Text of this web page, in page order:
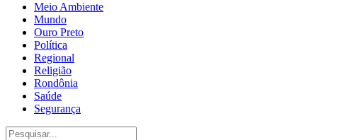
Meio Ambiente
Mundo
Ouro Preto
Política
Regional
Religião
Rondônia
Saúde
Segurança
Buscar